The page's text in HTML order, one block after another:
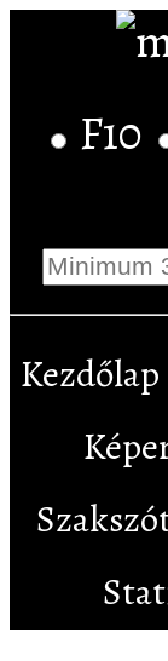
F10
Kezdőlap